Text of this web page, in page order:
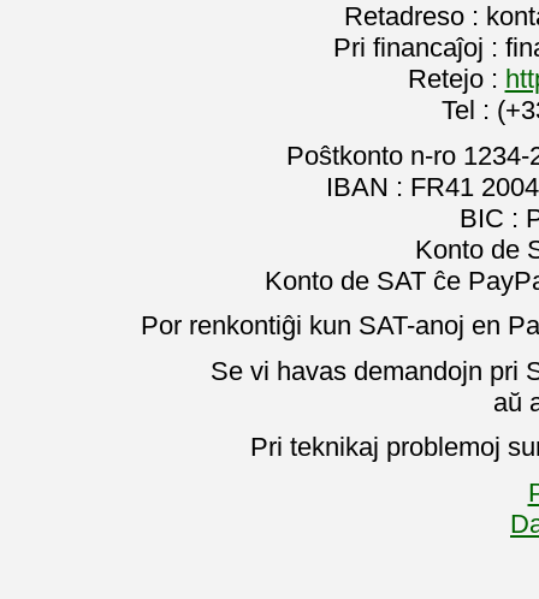
Retadreso :
Pri financaĵoj :
Retejo :
Tel :
Poŝtkonto n-ro
IBAN : FR41
BIC :
Konto de
Konto de SAT ĉe
Por renkontiĝi kun SAT-anoj en
Se vi havas demandojn pri
aŭ
Pri teknikaj problemoj